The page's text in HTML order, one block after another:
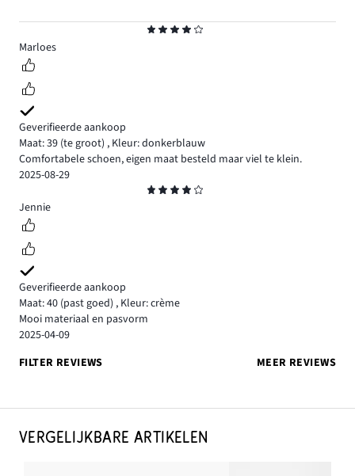
4
Marloes
Geverifieerde aankoop
Maat: 39 (te groot) , Kleur: donkerblauw
Comfortabele schoen, eigen maat besteld maar viel te klein.
2025-08-29
4
Jennie
Geverifieerde aankoop
Maat: 40 (past goed) , Kleur: crème
Mooi materiaal en pasvorm
2025-04-09
FILTER REVIEWS
MEER REVIEWS
VERGELIJKBARE ARTIKELEN